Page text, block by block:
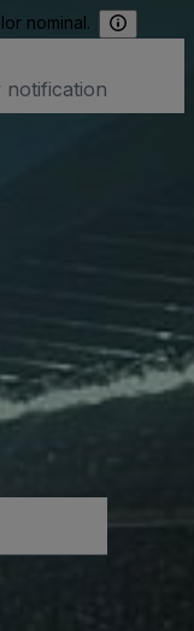
nominal.
notification